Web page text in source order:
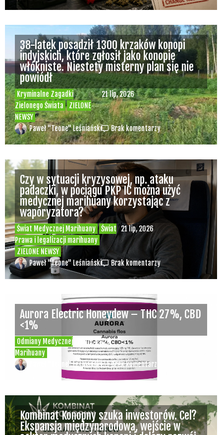
Kryminalne Zagadki
Zielonego Świata
ZIELONE
NEWSY
21 lip, 2026
38-latek posadził 1300 krzaków konopi
indyjskich, które zgłosił jako konopie
włókniste. Niestety misterny plan się nie
powiódł
Paweł "Teone" Leśniański Brak komentarzy
Świat Medycznej Marihuany
Świat
Prawa i legalizacji marihuany
ZIELONE NEWSY
21 lip, 2026
Czy w sytuacji kryzysowej, np. ataku
padaczki, w pociągu PKP IC można użyć
medycznej marihuany korzystając z
waporyzatora?
Paweł "Teone" Leśniański Brak komentarzy
Odmiany Medycznej
Marihuany
20 lip, 2026
Aurora Electric Honeydew – THC 27%, CBD
<1%
Paweł "Teone" Leśniański Brak komentarzy
Kombinat Konopny szuka inwestorów. Cel?
Ekspansja międzynarodowa, wejście w